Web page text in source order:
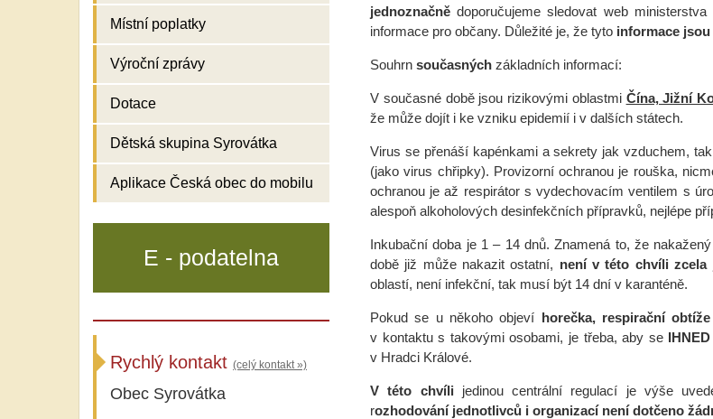
Místní poplatky
Výroční zprávy
Dotace
Dětská skupina Syrovátka
Aplikace Česká obec do mobilu
jednoznačně doporučujeme sledovat web
informace pro občany. Důležité je, že tyto informace
Souhrn současných základních informací:
V současné době jsou rizikovými oblastmi Čína, Jižní
že může dojít i ke vzniku epidemií i v dalších státech.
Virus se přenáší kapénkami a sekrety jak vzduchem,
(jako virus chřipky). Provizorní ochranou je rouška,
ochranou je až respirátor s vydechovacím ventilem s
alespoň alkoholových desinfekčních přípravků, nejlépe
Inkubační doba je 1 – 14 dnů. Znamená to, že
době již může nakazit ostatní, není v této chvíli zcela
oblastí, není infekční, tak musí být 14 dní v karanténě.
Pokud se u někoho objeví horečka, respirační
v kontaktu s takovými osobami, je třeba, aby se IHNED
v Hradci Králové.
V této chvíli jedinou centrální regulací je výše
rozhodování jednotlivců i organizací není dotčeno
E - podatelna
Rychlý kontakt (celý kontakt »)
Obec Syrovátka